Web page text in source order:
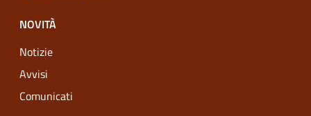
NOVITÀ
Notizie
Avvisi
Comunicati